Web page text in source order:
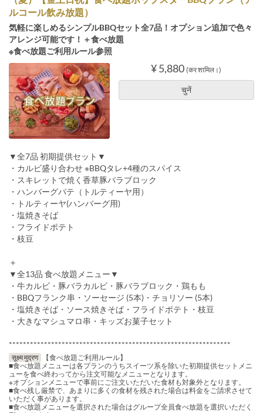
ルコール飲み放題）
気軽に楽しめるシンプルBBQセット全7品！オプション追加で色々
アレンジ可能です！＋食べ放題
※食べ放題ご利用ルール参照
¥ 5,880 (कर शामिल।)
चुनें
▼全7品 初期提供セット▼
・カルビ盛り合わせ ※BBQタレ+4種のスパイス
・スキレットで焼く香草豚バラブロック
・ハンバーグパテ（トルティーヤ用）
・トルティーヤ(ハンバーグ用)
・塩焼きそば
・フライドポテト
・枝豆
＋
▼全13品 食べ放題メニュー▼
・牛カルビ・豚バラカルビ・豚バラブロック・鶏もも
・BBQフランク串・ソーセージ (5本)・チョリソー (5本)
・塩焼きそば・ソース焼きそば・フライドポテト・枝豆
・大きなマシュマロ串・キッズお菓子セット
***************************************************************
सूक्ष्म मुद्रण
【食べ放題ご利用ルール】
■食べ放題メニューは各プランのうちスイーツ系を除いた初期提供セットメニ
ューを食べ終わってから注文可能なメニューとなります。
※オプションメニューで事前にご注文いただいた食材も対象外となります。
■食べ残し厳禁で、あまりに多くの食材を残された場合は料金をご請求させて
いただく事があります。
■食べ放題メニューを選択された場合はグループ全員食べ放題を選択いただく